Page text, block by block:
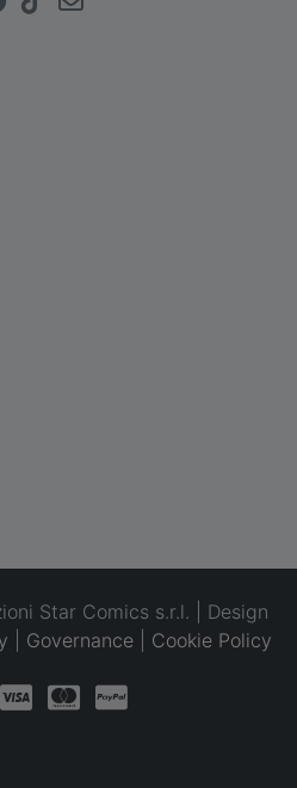
Star Comics s.r.l. | Design
Governance Cookie Policy